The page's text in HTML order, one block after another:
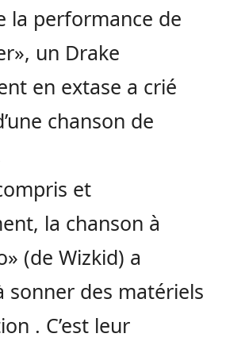
la performance de
un Drake
en extase a crié
chanson de
et
la chanson à
(de Wizkid) a
sonner des matériels
. C’est leur